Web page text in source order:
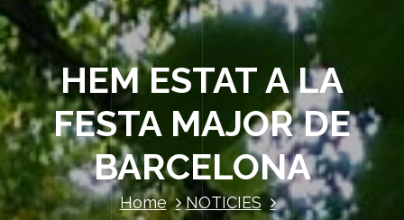
HEM ESTAT A LA
FESTA MAJOR DE
BARCELONA
Home
NOTICIES